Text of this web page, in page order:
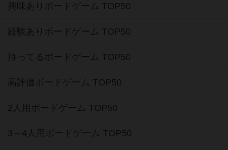
興味ありボードゲーム TOP50
経験ありボードゲーム TOP50
持ってるボードゲーム TOP50
高評価ボードゲーム TOP50
2人用ボードゲーム TOP50
3～4人用ボードゲーム TOP50